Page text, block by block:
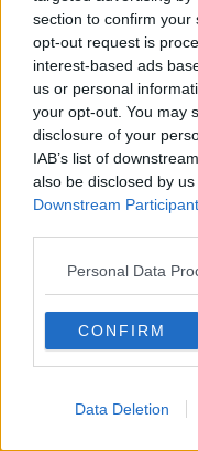
section to confirm your
opt-out request is
interest-based ads
us or personal
your opt-out. You may
disclosure of your
IAB’s list of
also be disclosed by
Downstream
Personal Data
CONFIRM
Data Deletion
Libano, collasso
Johnson, da Trump a
L'AUKUS e il Quad
Biden, primo
Papa Bergoglio vedrà
Bennet, un giorno in
Il ritorno dei talebani
​La lenta agonia del
Sudafrica, è allarme
Usa di nuovo al centro
L’appuntamento di
La farsa delle elezioni in
In Medioriente non ci
Biden chiama ma
Niente di nuovo in
La forza di Boris Johnson
Mar Mediterraneo
Richiami neo ottomani,